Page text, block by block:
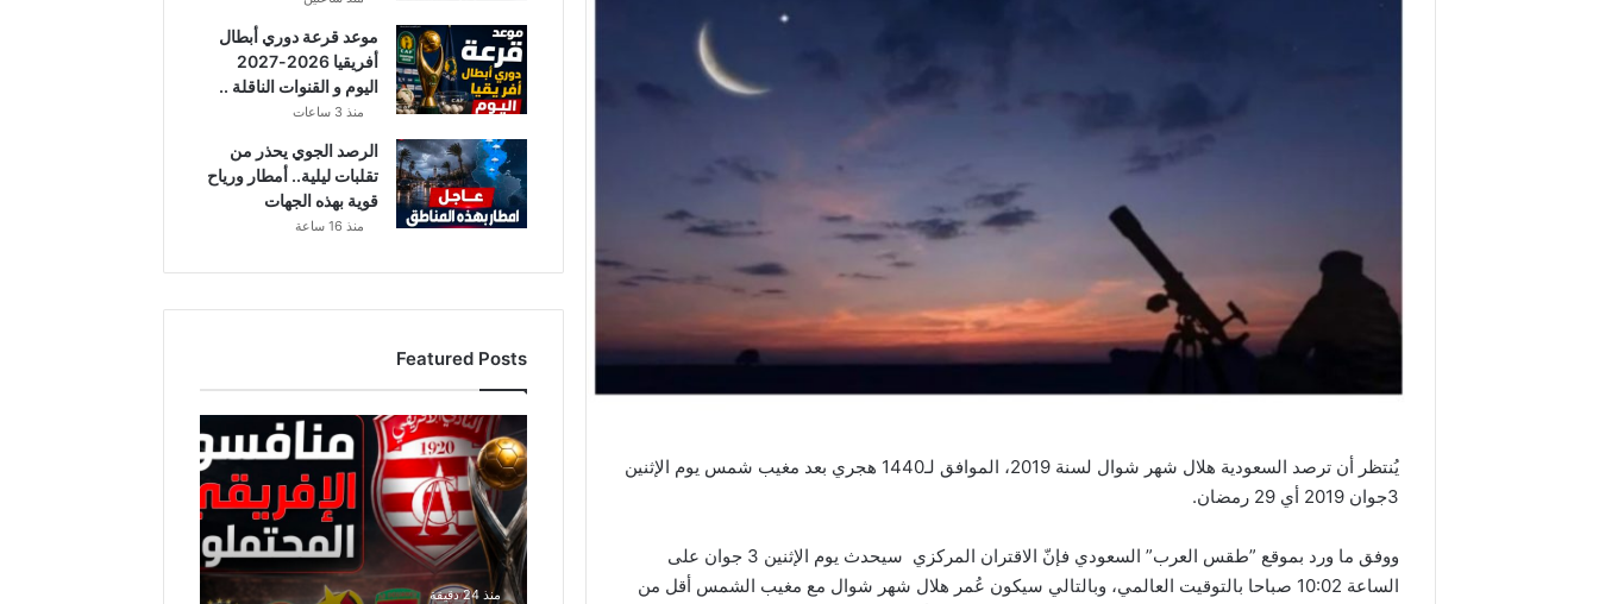
يُنتظر أن ترصد السعودية هلال شهر شوال لسنة 2019، الموافق لـ1440​ هجري بعد مغيب شمس يوم الإثنين
3جوان 2019 أي 29 رمضان.
ووفق ما ورد بموقع ”طقس العرب” السعودي فإنّ الاقتران المركزي سيحدث يوم الإثنين 3 جوان على
الساعة 10:02 صباحا بالتوقيت العالمي، وبالتالي سيكون عُمر هلال شهر شوال مع مغيب الشمس أقل من
موعد قرعة دوري أبطال
أفريقيا 2026-2027
اليوم و القنوات الناقلة ..
منذ 3 ساعات
الرصد الجوي يحذر من
تقلبات ليلية.. أمطار ورياح
قوية بهذه الجهات
منذ 16 ساعة
Featured Posts
ق
ا
ئ
م
ة
م
ن
منذ 24 دقيقة